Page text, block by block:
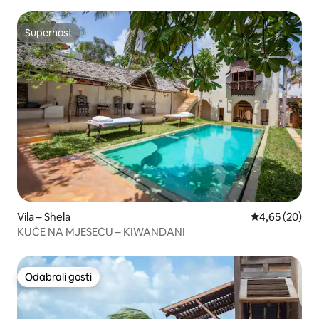
Superhost
Superhost
Vila – Shela Prosječna
4,65 (20)
KUĆE NA MJESECU – KIWANDANI
Odabrali gosti
Odabrali gosti